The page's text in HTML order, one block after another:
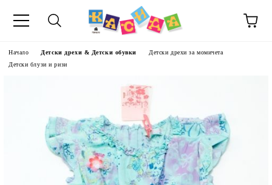
Начало Детски дрехи & Детски обувки
Детски дрехи за момичета
Детски блузи и ризи